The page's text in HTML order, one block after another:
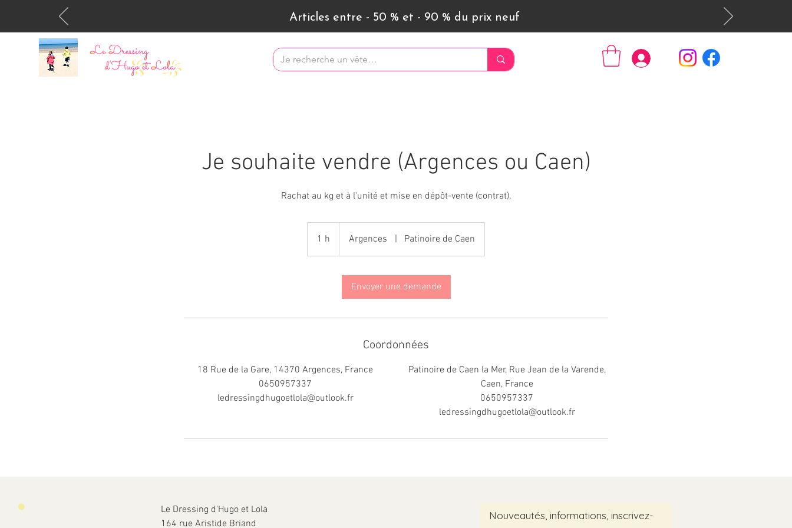
Articles entre - 50 % et - 90 % du prix neuf
Se connecter
Je souhaite vendre (Argences ou Caen)
Rachat au kg et à l'unité et mise en dépôt-vente (contrat).
1 h Argences Patinoire de Caen
Envoyer une demande
Coordonnées
18 Rue de la Gare, 14370 Argences, France
0650957337
ledressingdhugoetlola@outlook.fr
Patinoire de Caen la Mer, Rue Jean de la Varende,
Caen, France
0650957337
ledressingdhugoetlola@outlook.fr
Le Dressing d'Hugo et Lola
164 rue Aristide Briand
Nouveautés, informations, inscrivez-